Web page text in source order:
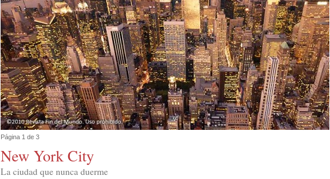
Página 1 de 3
New York City
La ciudad que nunca duerme